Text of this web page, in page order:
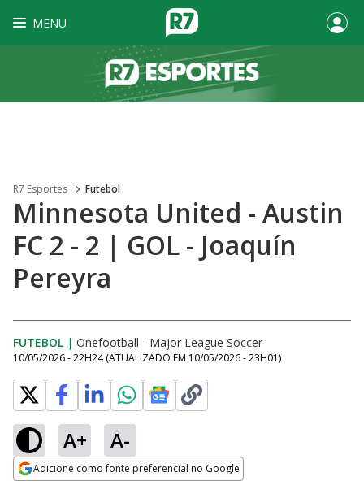
MENU
R7 Esportes Futebol
Minnesota United - Austin
FC 2 - 2 | GOL - Joaquín
Pereyra
FUTEBOL | Onefootball - Major League Soccer
10/05/2026 - 22H24 (ATUALIZADO EM 10/05/2026 - 23H01)
A+ A-
Adicione como fonte preferencial no Google